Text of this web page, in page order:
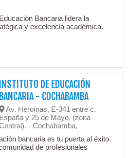
Bancaria lidera la
y excelencia académica.
INSTITUTO DE EDUCACIÓN
BANCARIA - COCHABAMBA
Av. Heroínas, E-341 entre c.
España y 25 de Mayo, (zona
- Cochabamba,
bancaria es tu puerta al éxito.
de profesionales